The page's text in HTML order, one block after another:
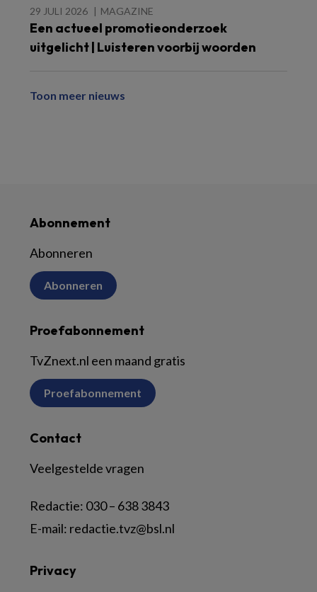
29 JULI 2026 MAGAZINE
Een actueel promotieonderzoek
uitgelicht | Luisteren voorbij woorden
Toon meer nieuws
Abonnement
Abonneren
Abonneren
Proefabonnement
TvZnext.nl een maand gratis
Proefabonnement
Contact
Veelgestelde vragen
Redactie: 030 – 638 3843
E-mail: redactie.tvz@bsl.nl
Privacy